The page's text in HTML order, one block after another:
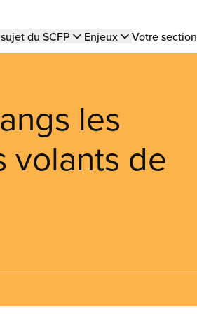
du SCFP Enjeux Votre
les
volants de